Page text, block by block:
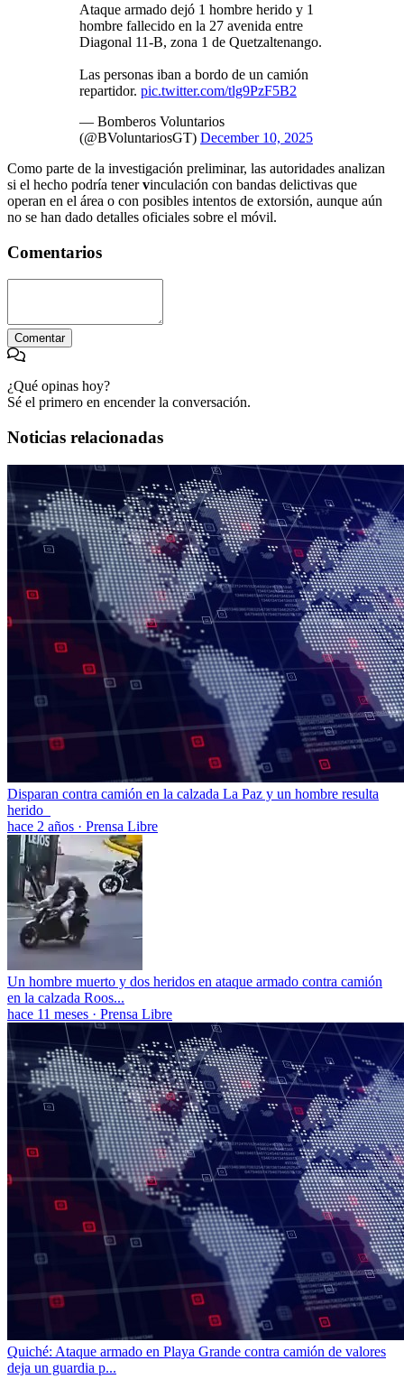
Ataque armado dejó 1 hombre herido y 1
hombre fallecido en la 27 avenida entre
Diagonal 11-B, zona 1 de Quetzaltenango.
Las personas iban a bordo de un camión
repartidor. pic.twitter.com/tlg9PzF5B2
— Bomberos Voluntarios
(@BVoluntariosGT) December 10, 2025
Como parte de la investigación preliminar, las autoridades analizan
si el hecho podría tenervinculación con bandas delictivas que
operan en el área o con posibles intentos de extorsión, aunque aún
no se han dado detalles oficiales sobre el móvil.
Comentarios
Comentar
¿Qué opinas hoy?
Sé el primero en encender la conversación.
Noticias relacionadas
Disparan contra camión en la calzada La Paz y un hombre resulta
herido
hace 2 años · Prensa Libre
Un hombre muerto y dos heridos en ataque armado contra camión
en la calzada Roos...
hace 11 meses · Prensa Libre
Quiché: Ataque armado en Playa Grande contra camión de valores
deja un guardia p...